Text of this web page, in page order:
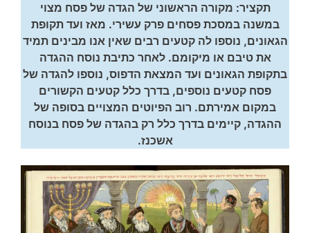
תקציר: מקורה הראשוני של הגדה של פסח מצוי
במשנה במסכת פסחים פרק עשירי. מאז ועד תקופת
הגאונים, נוספו לה קטעים רבים שאין אנו מבינים תמיד
את טיבם או מיקומם. לאחר כתיבת נוסח ההגדה
בתקופת הגאונים ועד המצאת הדפוס, נוספו להגדה של
פסח קטעים נוספים, בדרך כלל קטעים הקשורים
במקום אמירתם. רוב הפיוטים המצויים בסופה של
ההגדה, קיימים בדרך כלל רק בהגדה של פסח בנוסח
אשכנז.